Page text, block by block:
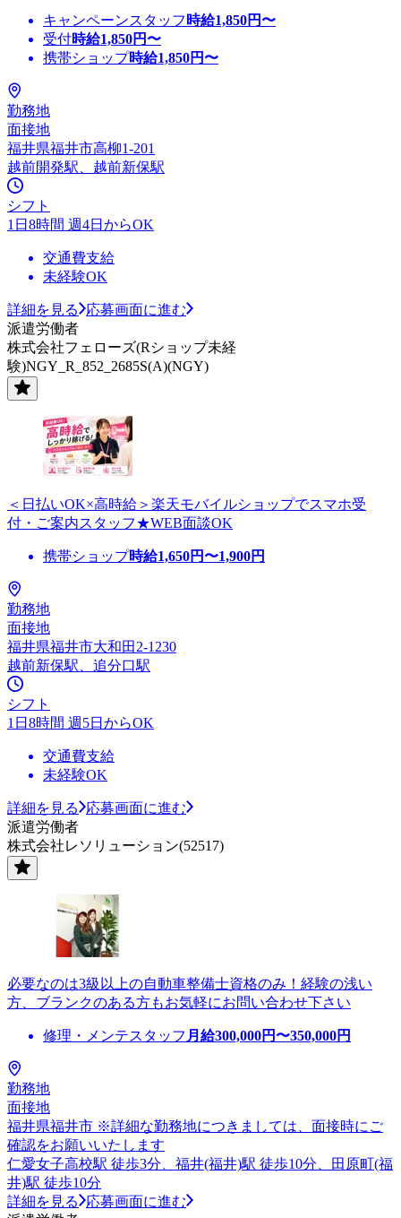
キャンペーンスタッフ 時給1,850円〜
受付時給1,850円〜
携帯ショップ時給1,850円〜
勤務地
面接地
福井県福井市高柳1-201
越前開発駅、越前新保駅
シフト
1日8時間 週4日からOK
交通費支給
未経験OK
詳細を見る
応募画面に進む
派遣労働者
株式会社フェローズ(Rショップ未経
験)NGY_R_852_2685S(A)(NGY)
＜日払いOK×高時給＞楽天モバイルショップでスマホ受
付・ご案内スタッフ★WEB面談OK
携帯ショップ時給1,650円〜1,900円
勤務地
面接地
福井県福井市大和田2-1230
越前新保駅、追分口駅
シフト
1日8時間 週5日からOK
交通費支給
未経験OK
詳細を見る
応募画面に進む
派遣労働者
株式会社レソリューション(52517)
必要なのは3級以上の自動車整備士資格のみ！経験の浅い
方、ブランクのある方もお気軽にお問い合わせ下さい
修理・メンテスタッフ 月給300,000円〜350,000円
勤務地
面接地
福井県福井市 ※詳細な勤務地につきましては、面接時にご
確認をお願いいたします
仁愛女子高校駅 徒歩3分、福井(福井)駅 徒歩10分、田原町(福
井)駅 徒歩10分
詳細を見る
応募画面に進む